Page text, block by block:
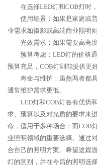
在选择LED灯和COB灯时
使用场景：如果是家庭或
业需求如摄影或高端商业照明
光效需求：如果需要高亮
预算考虑：LED灯的价格
预算充足，COB灯则能提供更
寿命与维护：虽然两者都
通常维护需求更低。
LED灯和COB灯各有优势
求、预算以及对光质的要求来
命，适用于多种场合；而COB
业照明领域的重要选择。通过
合自己的照明方案。希望这篇
灯的区别，并在今后的照明选